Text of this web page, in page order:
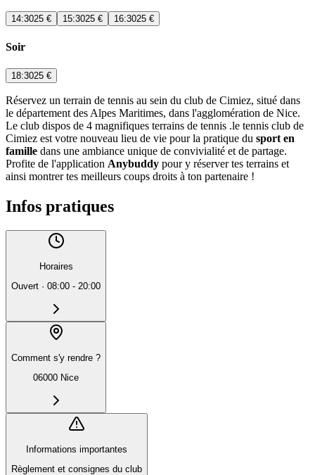
14:3025 € 15:3025 € 16:3025 €
Soir
18:3025 €
Réservez un terrain de tennis au sein du club de Cimiez, situé dans
le département des Alpes Maritimes, dans l'agglomération de Nice.
Le club dispos de 4 magnifiques terrains de tennis .le tennis club de
Cimiez est votre nouveau lieu de vie pour la pratique du sport en
famille dans une ambiance unique de convivialité et de partage.
Profite de l'application Anybuddy pour y réserver tes terrains et
ainsi montrer tes meilleurs coups droits à ton partenaire !
Infos pratiques
Horaires
Ouvert · 08:00 - 20:00
Comment s'y rendre ?
06000 Nice
Informations importantes
Règlement et consignes du club